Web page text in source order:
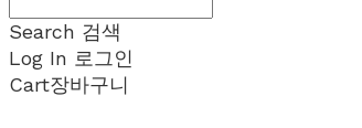
Search 검색
Log In 로그인
Cart장바구니